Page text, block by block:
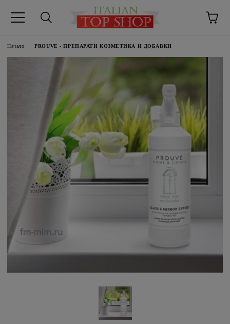
Начало PROUVE - ПРЕПАРАТИ КОЗМЕТИКА И ДОБАВКИ